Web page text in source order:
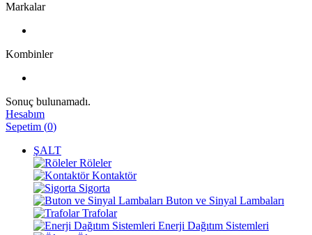
Markalar
Kombinler
Sonuç bulunamadı.
Hesabım
Sepetim (0)
ŞALT
Röleler
Kontaktör
Sigorta
Buton ve Sinyal Lambaları
Trafolar
Enerji Dağıtım Sistemleri